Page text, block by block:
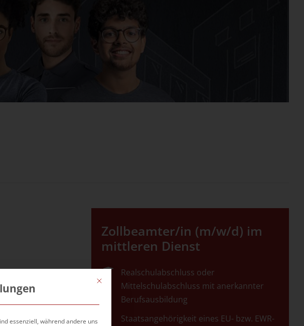
ansäßig.
Zollbeamter/in (m/w/d) im
mittleren Dienst
Realschulabschluss oder
Mittelschulabschluss mit anerkannter
Berufsausbildung
Staatsangehörigkeit eines EU- bzw. EWR-
Mit diesem Button wird der Dialog geschlossen. Seine Funktionalität ist
essenziell, während andere uns